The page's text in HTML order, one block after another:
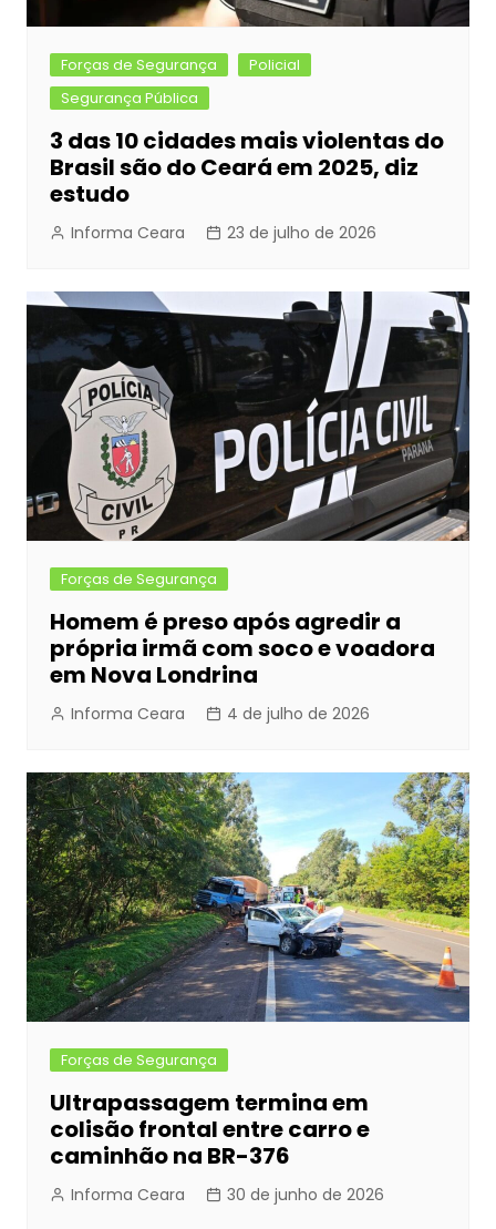
Forças de Segurança
Policial
Segurança Pública
3 das 10 cidades mais violentas do
Brasil são do Ceará em 2025, diz
estudo
Informa Ceara 23 de julho de 2026
Forças de Segurança
Homem é preso após agredir a
própria irmã com soco e voadora
em Nova Londrina
Informa Ceara 4 de julho de 2026
Forças de Segurança
Ultrapassagem termina em
colisão frontal entre carro e
caminhão na BR-376
Informa Ceara 30 de junho de 2026